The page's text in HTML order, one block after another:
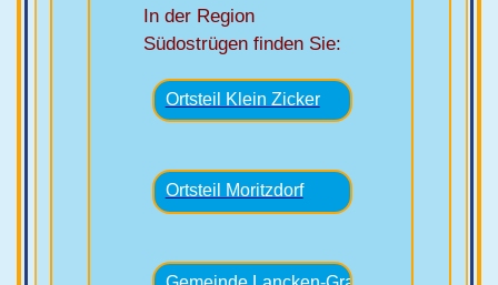
In der Region
Südostrügen finden Sie: